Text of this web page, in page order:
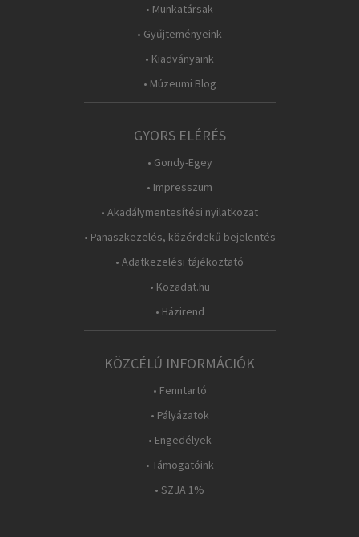
• Munkatársak
• Gyűjteményeink
• Kiadványaink
• Múzeumi Blog
GYORS ELÉRÉS
• Gondy-Egey
• Impresszum
• Akadálymentesítési nyilatkozat
• Panaszkezelés, közérdekű bejelentés
• Adatkezelési tájékoztató
• Közadat.hu
• Házirend
KÖZCÉLÚ INFORMÁCIÓK
• Fenntartó
• Pályázatok
• Engedélyek
• Támogatóink
• SZJA 1%